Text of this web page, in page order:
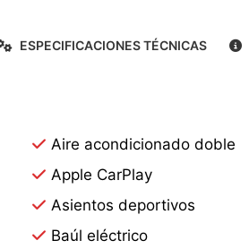
ESPECIFICACIONES TÉCNICAS
Aire acondicionado doble
Apple CarPlay
Asientos deportivos
Baúl eléctrico